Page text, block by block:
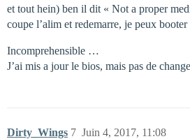
et tout hein) ben il dit « Not a proper
coupe l’alim et redemarre, je peux
Incomprehensible …
J’ai mis a jour le bios, mais pas de
Dirty_Wings Juin 4, 2017, 11:08
7